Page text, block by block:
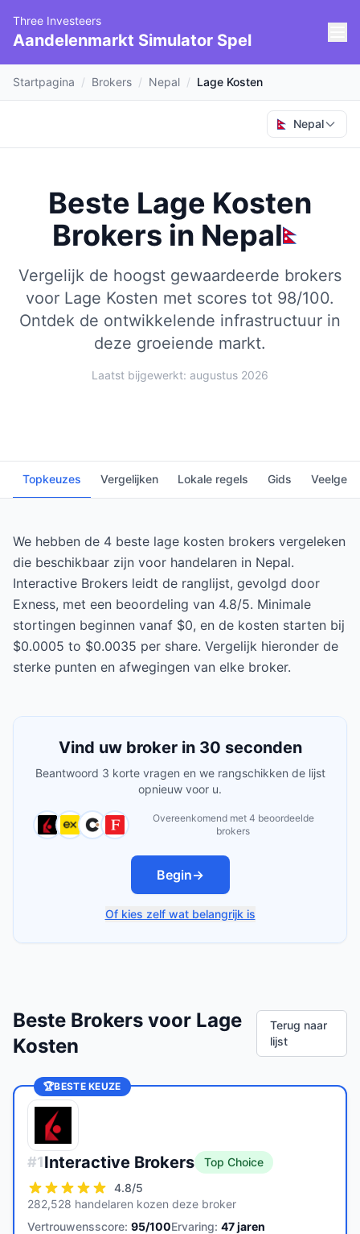
Three Investeers
Aandelenmarkt Simulator Spel
Startpagina / Brokers / Nepal / Lage Kosten
Nepal
Beste Lage Kosten
Brokers in Nepal
Vergelijk de hoogst gewaardeerde brokers
voor Lage Kosten met scores tot 98/100.
Ontdek de ontwikkelende infrastructuur in
deze groeiende markt.
Laatst bijgewerkt: augustus 2026
Topkeuzes Vergelijken Lokale regels Gids
We hebben de 4 beste lage kosten brokers vergeleken
die beschikbaar zijn voor handelaren in Nepal.
Interactive Brokers leidt de ranglijst, gevolgd door
Exness, met een beoordeling van 4.8/5. Minimale
stortingen beginnen vanaf $0, en de kosten starten bij
$0.0005 to $0.0035 per share. Vergelijk hieronder de
sterke punten en afwegingen van elke broker.
Vind uw broker in 30 seconden
Beantwoord 3 korte vragen en we rangschikken de lijst
opnieuw voor u.
Overeenkomend met 4 beoordeelde
brokers
Begin→
Of kies zelf wat belangrijk is
Beste Brokers voor Lage
Kosten
Terug naar
lijst
🏆BESTE KEUZE
#1Interactive Brokers
Top Choice
4.8/5
282,528 handelaren kozen deze broker
Vertrouwensscore: 95/100Ervaring: 47jaren